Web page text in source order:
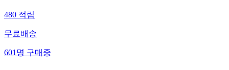
480적립
무료배송
601명구매중